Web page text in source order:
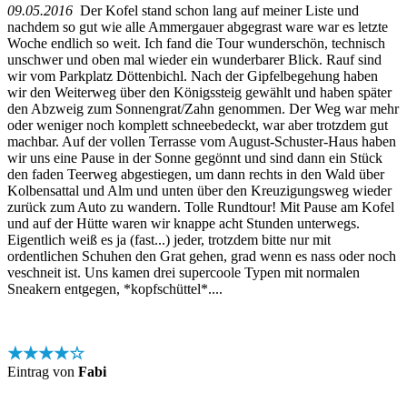
09.05.2016 Der Kofel stand schon lang auf meiner Liste und
nachdem so gut wie alle Ammergauer abgegrast ware war es letzte
Woche endlich so weit. Ich fand die Tour wunderschön, technisch
unschwer und oben mal wieder ein wunderbarer Blick. Rauf sind
wir vom Parkplatz Döttenbichl. Nach der Gipfelbegehung haben
wir den Weiterweg über den Königssteig gewählt und haben später
den Abzweig zum Sonnengrat/Zahn genommen. Der Weg war mehr
oder weniger noch komplett schneebedeckt, war aber trotzdem gut
machbar. Auf der vollen Terrasse vom August-Schuster-Haus haben
wir uns eine Pause in der Sonne gegönnt und sind dann ein Stück
den faden Teerweg abgestiegen, um dann rechts in den Wald über
Kolbensattal und Alm und unten über den Kreuzigungsweg wieder
zurück zum Auto zu wandern. Tolle Rundtour! Mit Pause am Kofel
und auf der Hütte waren wir knappe acht Stunden unterwegs.
Eigentlich weiß es ja (fast...) jeder, trotzdem bitte nur mit
ordentlichen Schuhen den Grat gehen, grad wenn es nass oder noch
veschneit ist. Uns kamen drei supercoole Typen mit normalen
Sneakern entgegen, *kopfschüttel*....
★★★★☆
Eintrag von Fabi